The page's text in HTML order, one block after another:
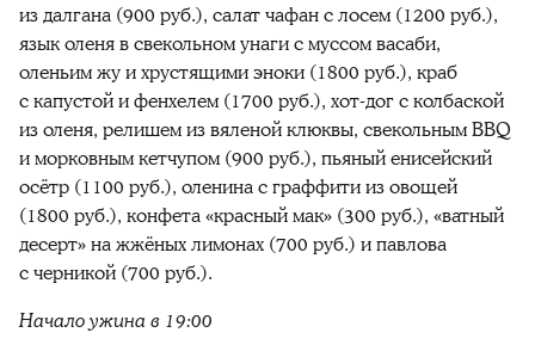
из далгана (900 руб.), салат чафан с лосем (1200 руб.),
язык оленя в свекольном унаги с муссом васаби,
оленьим жу и хрустящими эноки (1800 руб.), краб
с капустой и фенхелем (1700 руб.), хот-дог с колбаской
из оленя, релишем из вяленой клюквы, свекольным BBQ
и морковным кетчупом (900 руб.), пьяный енисейский
осётр (1100 руб.), оленина с граффити из овощей
(1800 руб.), конфета «красный мак» (300 руб.), «ватный
десерт» на жжёных лимонах (700 руб.) и павлова
с черникой (700 руб.).
Начало ужина в 19:00